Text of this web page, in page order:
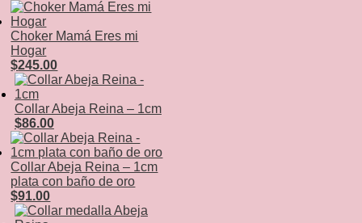
Choker Mamá Eres mi
Hogar
$245.00
Collar Abeja Reina – 1cm
$86.00
Collar Abeja Reina – 1cm
plata con baño de oro
$91.00